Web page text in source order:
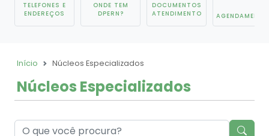
TELEFONES E
ENDEREÇOS
ONDE TEM
DPERN?
DOCUMENTOS
ATENDIMENTO
AGENDAMENTO
Início Núcleos Especializados
Núcleos Especializados